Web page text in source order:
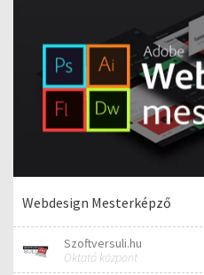
Webdesign Mesterképző
Szoftversuli.hu
Oktató központ